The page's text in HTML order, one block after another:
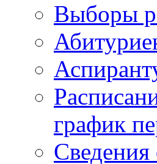
Выборы
график
Сведения